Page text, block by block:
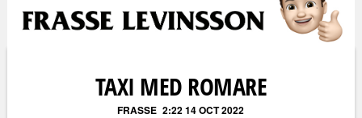
TAXI MED ROMARE
FRASSE 2:22 14 OCT 2022